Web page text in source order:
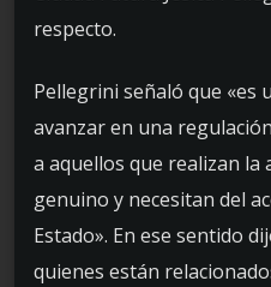
respecto.
Pellegrini señaló que «es
avanzar en una
a aquellos que realizan la
genuino y necesitan del
Estado». En ese sentido
quienes están